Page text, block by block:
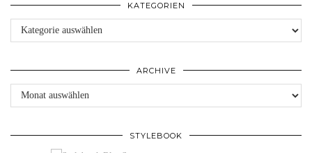
KATEGORIEN
Kategorien
ARCHIVE
Archive
STYLEBOOK